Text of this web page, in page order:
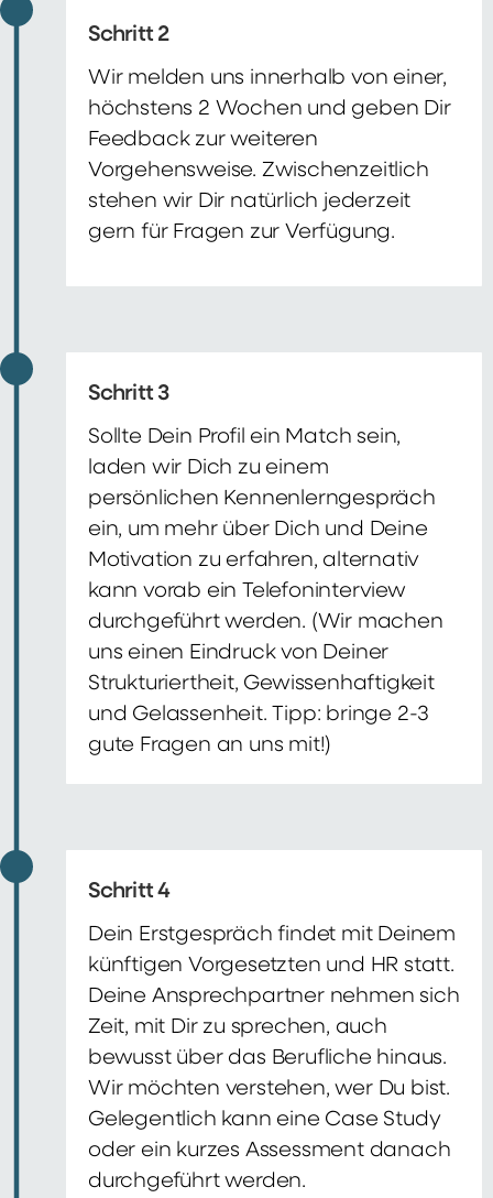
Schritt 2
Wir melden uns innerhalb von einer,
höchstens 2 Wochen und geben Dir
Feedback zur weiteren
Vorgehensweise. Zwischenzeitlich
stehen wir Dir natürlich jederzeit
gern für Fragen zur Verfügung.
Schritt 3
Sollte Dein Profil ein Match sein,
laden wir Dich zu einem
persönlichen Kennenlerngespräch
ein, um mehr über Dich und Deine
Motivation zu erfahren, alternativ
kann vorab ein Telefoninterview
durchgeführt werden. (Wir machen
uns einen Eindruck von Deiner
Strukturiertheit, Gewissenhaftigkeit
und Gelassenheit. Tipp: bringe 2-3
gute Fragen an uns mit!)
Schritt 4
Dein Erstgespräch findet mit Deinem
künftigen Vorgesetzten und HR statt.
Deine Ansprechpartner nehmen sich
Zeit, mit Dir zu sprechen, auch
bewusst über das Berufliche hinaus.
Wir möchten verstehen, wer Du bist.
Gelegentlich kann eine Case Study
oder ein kurzes Assessment danach
durchgeführt werden.